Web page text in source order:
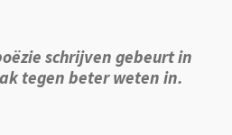
schrijven gebeurt in
tegen beter weten in.